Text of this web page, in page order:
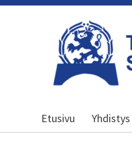
Kansallinen
Etusivu Yhdistys